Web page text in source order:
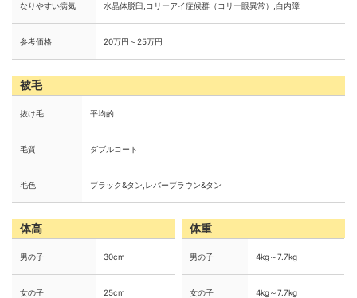
なりやすい病気 水晶体脱臼,コリーアイ症候群（コリー眼異常）,白内障
参考価格 20万円～25万円
被毛
抜け毛 平均的
毛質 ダブルコート
毛色 ブラック&タン,レバーブラウン&タン
体高
男の子 30cm
女の子 25cm
体重
男の子 4kg～7.7kg
女の子 4kg～7.7kg